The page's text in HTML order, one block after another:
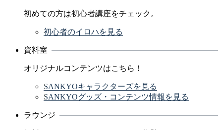
初めての方は初心者講座をチェック。
初心者のイロハを見る
資料室
オリジナルコンテンツはこちら！
SANKYOキャラクターズを見る
SANKYOグッズ・コンテンツ情報を見る
ラウンジ